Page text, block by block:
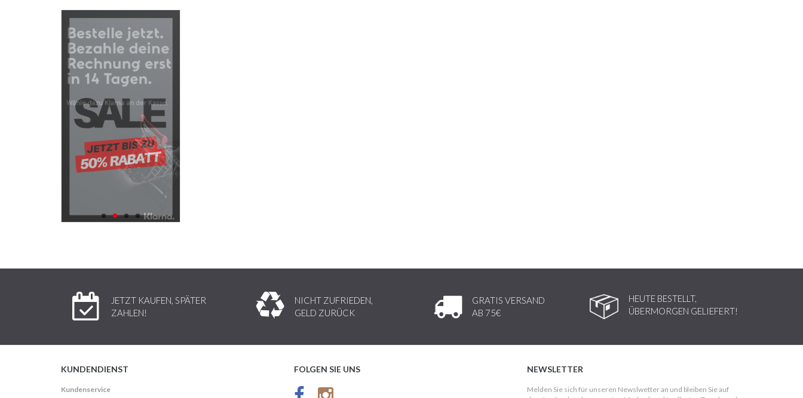
JETZT KAUFEN, SPÄTER
ZAHLEN!
NICHT ZUFRIEDEN,
GELD ZURÜCK
GRATIS VERSAND
AB 75€
HEUTE BESTELLT,
ÜBERMORGEN GELIEFERT!
KUNDENDIENST
Kundenservice
FOLGEN SIE UNS NEWSLETTER
Melden Sie sich für unseren Newslwetter an und bleiben Sie auf